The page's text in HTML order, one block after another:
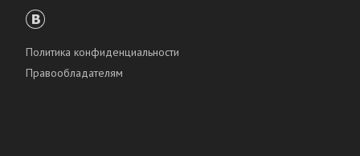
Политика конфиденциальности
Правообладателям